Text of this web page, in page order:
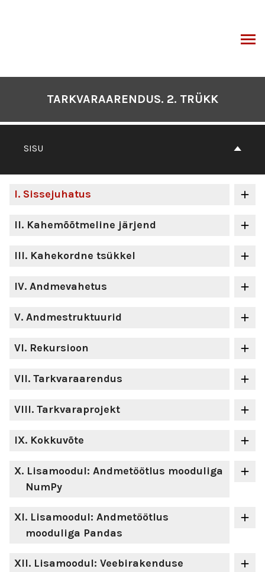
SISU
I. Sissejuhatus
II. Kahemõõtmeline järjend
III. Kahekordne tsükkel
IV. Andmevahetus
V. Andmestruktuurid
VI. Rekursioon
VII. Tarkvaraarendus
VIII. Tarkvaraprojekt
IX. Kokkuvõte
X. Lisamoodul: Andmetöötlus mooduliga
NumPy
XI. Lisamoodul: Andmetöötlus
mooduliga Pandas
XII. Lisamoodul: Veebirakenduse
TARKVARAARENDUS. 2. TRÜKK